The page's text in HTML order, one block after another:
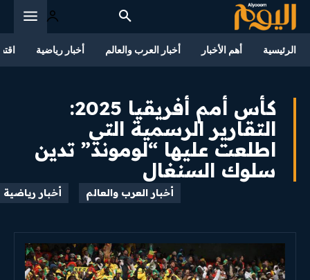
الرئيسية أهم الأخبار أخبار العرب والعالم أخبار رياضية
كأس أمم أفريقيا 2025:
التقارير الرسمية التي
اطلعت عليها “لوموند” تدين
سلوك السنغال
أخبار العرب والعالم أخبار رياضية